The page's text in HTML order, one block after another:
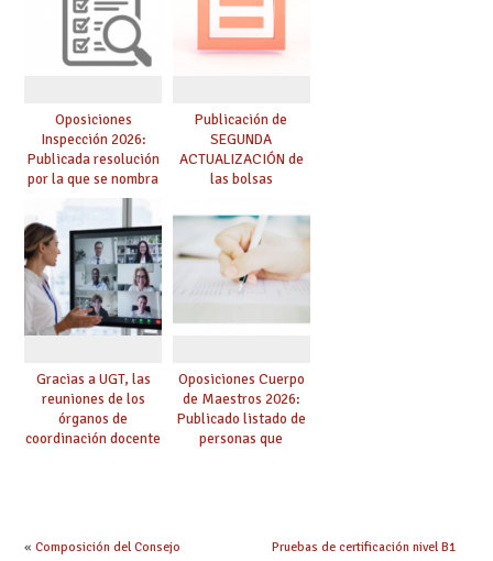
Oposiciones
Inspección 2026:
Publicada resolución
por la que se nombra
funcionarios/as en
prácticas, se regulan
dichas prácticas y se
convoca acto público
de adjudicación
Publicación de
SEGUNDA
ACTUALIZACIÓN de
las bolsas
Cuerpo de Maestros
de especialidades
convocadas a
oposición
Gracias a UGT, las
reuniones de los
órganos de
coordinación docente
centro
Oposiciones Cuerpo
de Maestros 2026:
Publicado listado de
personas que
« Composición del Consejo
Pruebas de certificación nivel B1